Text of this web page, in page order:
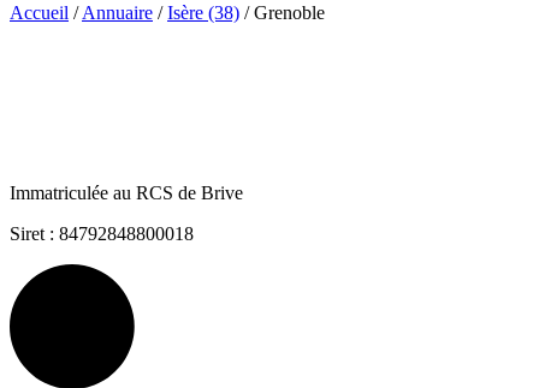
Accueil / Annuaire / Isère (38) / Grenoble
Immatriculée au RCS de Brive
Siret : 84792848800018